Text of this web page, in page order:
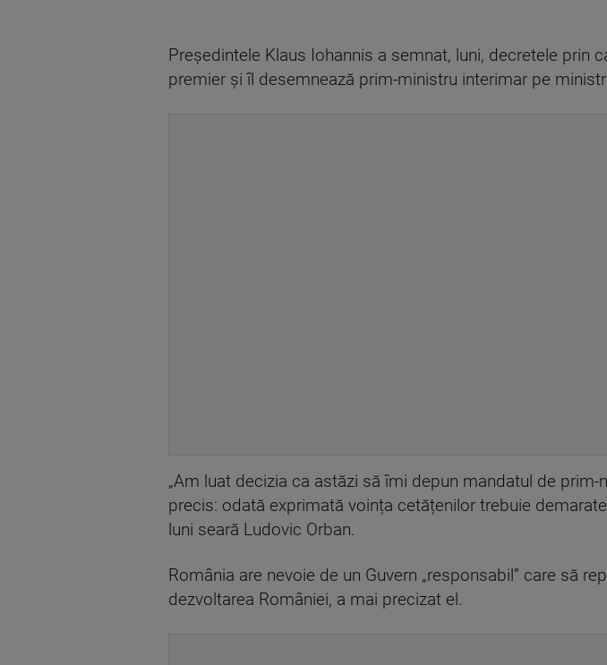
Preşedintele Klaus Iohannis a semnat, luni, decretele prin
premier şi îl desemnează prim-ministru interimar pe
„Am luat decizia ca astăzi să îmi depun mandatul de
precis: odată exprimată voința cetățenilor trebuie
luni seară Ludovic Orban.
România are nevoie de un Guvern „responsabil” care să
dezvoltarea României, a mai precizat el.